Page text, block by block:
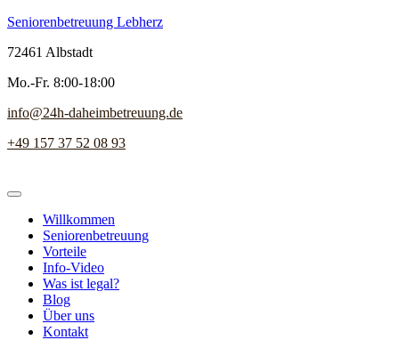
Seniorenbetreuung Lebherz
72461 Albstadt
Mo.-Fr. 8:00-18:00
info@24h-daheimbetreuung.de
+49 157 37 52 08 93
Willkommen
Seniorenbetreuung
Vorteile
Info-Video
Was ist legal?
Blog
Über uns
Kontakt